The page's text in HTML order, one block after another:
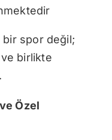
bir spor değil;
birlikte
Özel